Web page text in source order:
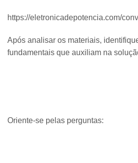
https://eletronicadepotencia.com/
Após analisar os materiais,
fundamentais que auxiliam na
Oriente-se pelas perguntas: